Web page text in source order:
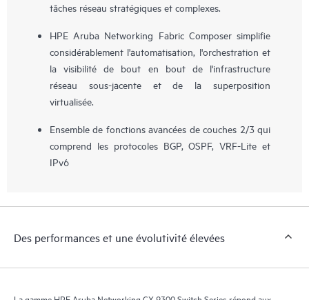
tâches réseau stratégiques et complexes.
HPE Aruba Networking Fabric Composer simplifie
considérablement l'automatisation, l'orchestration et
la visibilité de bout en bout de l'infrastructure
réseau sous-jacente et de la superposition
virtualisée.
Ensemble de fonctions avancées de couches 2/3 qui
comprend les protocoles BGP, OSPF, VRF-Lite et
IPv6
Des performances et une évolutivité élevées